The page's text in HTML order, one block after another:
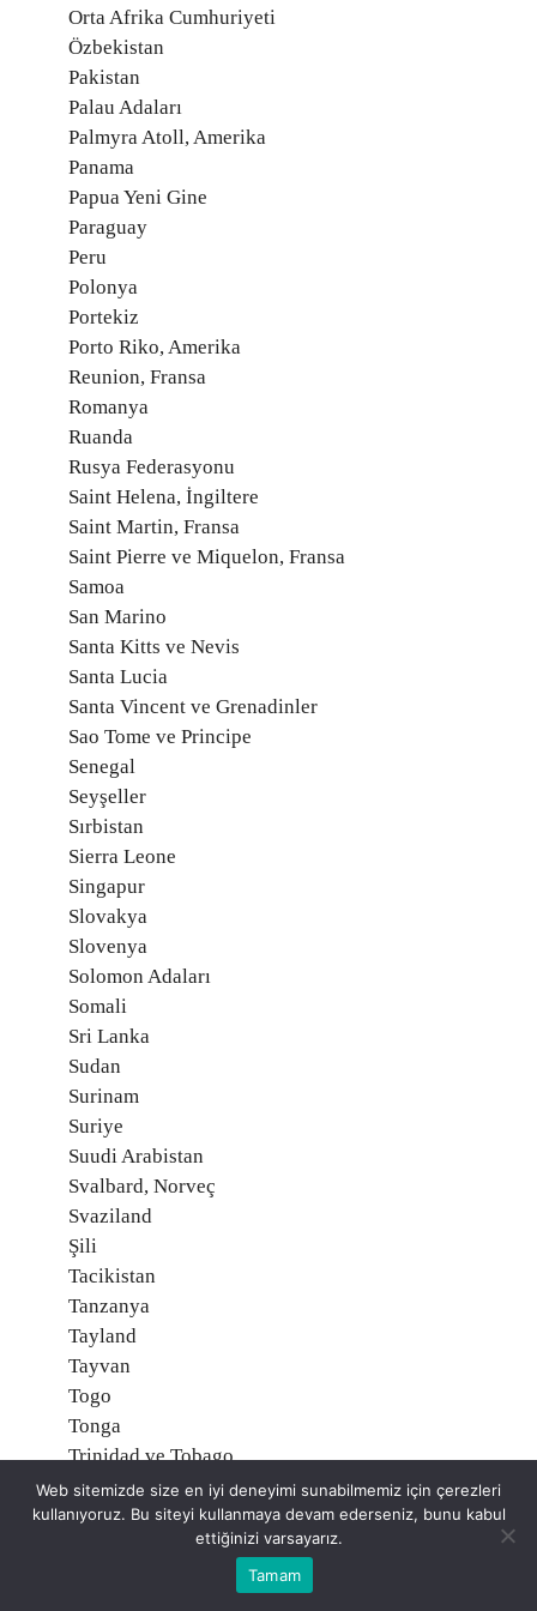
Orta Afrika Cumhuriyeti
Özbekistan
Pakistan
Palau Adaları
Palmyra Atoll, Amerika
Panama
Papua Yeni Gine
Paraguay
Peru
Polonya
Portekiz
Porto Riko, Amerika
Reunion, Fransa
Romanya
Ruanda
Rusya Federasyonu
Saint Helena, İngiltere
Saint Martin, Fransa
Saint Pierre ve Miquelon, Fransa
Samoa
San Marino
Santa Kitts ve Nevis
Santa Lucia
Santa Vincent ve Grenadinler
Sao Tome ve Principe
Senegal
Seyşeller
Sırbistan
Sierra Leone
Singapur
Slovakya
Slovenya
Solomon Adaları
Somali
Sri Lanka
Sudan
Surinam
Suriye
Suudi Arabistan
Svalbard, Norveç
Svaziland
Şili
Tacikistan
Tanzanya
Tayland
Tayvan
Togo
Tonga
Trinidad ve Tobago
Tunus
Turks ve Caicos Adaları, İngiltere
Web sitemizde size en iyi deneyimi sunabilmemiz için çerezleri
kullanıyoruz. Bu siteyi kullanmaya devam ederseniz, bunu kabul
ettiğinizi varsayarız.
Tamam